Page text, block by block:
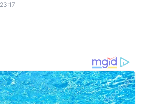
23:17